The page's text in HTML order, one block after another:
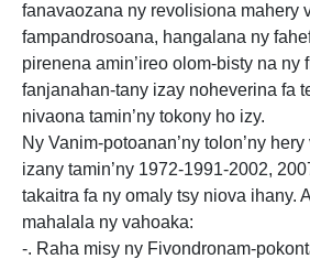
fanavaozana ny revolisiona mahery
fampandrosoana, hangalana ny
pirenena amin’ireo olom-bisty na ny
fanjanahan-tany izay noheverina fa
nivaona tamin’ny tokony ho izy.
Ny Vanim-potoanan’ny tolon’ny
izany tamin’ny 1972-1991-2002,
takaitra fa ny omaly tsy niova ihany.
mahalala ny vahoaka:
-. Raha misy ny Fivondronam-